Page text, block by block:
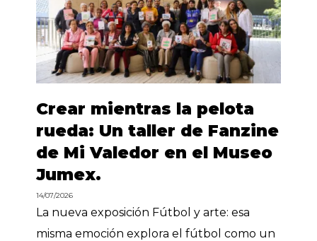
Crear mientras la pelota
rueda: Un taller de Fanzine
de Mi Valedor en el Museo
Jumex.
14/07/2026
La nueva exposición Fútbol y arte: esa
misma emoción explora el fútbol como un